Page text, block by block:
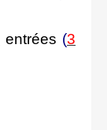
entrées (3